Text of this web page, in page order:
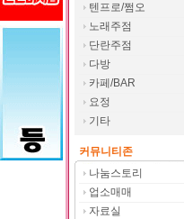
텐프로/쩜오
노래주점
단란주점
다방
카페/BAR
요정
기타
커뮤니티존
나눔스토리
업소매매
자료실